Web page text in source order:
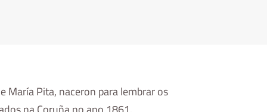
María Pita, naceron para lembrar os